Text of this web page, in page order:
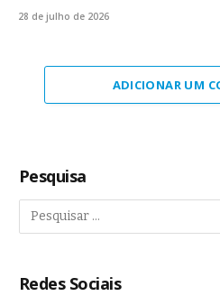
28 de julho de 2026
ADICIONAR UM
Pesquisa
Redes Sociais